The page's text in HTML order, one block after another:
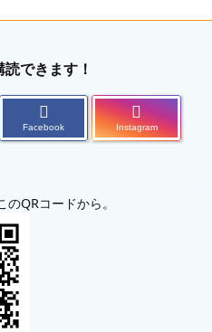
できます！
Facebook Instagram
QRコードから。